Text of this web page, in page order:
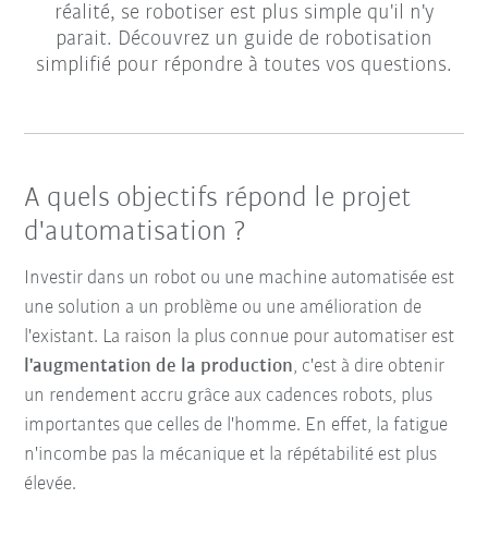
réalité, se robotiser est plus simple qu'il n'y
parait. Découvrez un guide de robotisation
simplifié pour répondre à toutes vos questions.
A quels objectifs répond le projet
d'automatisation ?
Investir dans un robot ou une machine automatisée est
une solution a un problème ou une amélioration de
l'existant. La raison la plus connue pour automatiser est
l'augmentation de la production, c'est à dire obtenir
un rendement accru grâce aux cadences robots, plus
importantes que celles de l'homme. En effet, la fatigue
n'incombe pas la mécanique et la répétabilité est plus
élevée.